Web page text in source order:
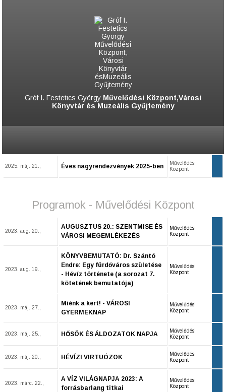
Gróf I. Festetics György Művelődési Központ,Városi
Könyvtár és Muzeális Gyűjtemény
2025. máj. 21., Éves nagyrendezvények 2025-ben
Művelődési
Központ
Programok - Művelődési Központ
2023. aug. 20.,
AUGUSZTUS 20.: SZENTMISE ÉS
VÁROSI MEGEMLÉKEZÉS
Művelődési
Központ
2023. aug. 19.,
KÖNYVBEMUTATÓ: Dr. Szántó
Endre: Egy fürdőváros születése
- Hévíz története (a sorozat 7.
kötetének bemutatója)
Művelődési
Központ
2023. máj. 27.,
Miénk a kert! - VÁROSI
GYERMEKNAP
Művelődési
Központ
2023. máj. 25., HŐSÖK ÉS ÁLDOZATOK NAPJA
Művelődési
Központ
2023. máj. 20., HÉVÍZI VIRTUÓZOK
Művelődési
Központ
2023. márc. 22.,
A VÍZ VILÁGNAPJA 2023: A
forrásbarlang titkai
Művelődési
Központ